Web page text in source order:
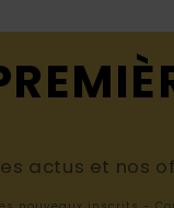
actus et nos